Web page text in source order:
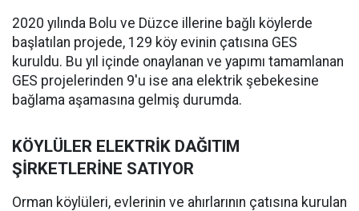
2020 yılında Bolu ve Düzce illerine bağlı köylerde
başlatılan projede, 129 köy evinin çatısına GES
kuruldu. Bu yıl içinde onaylanan ve yapımı tamamlanan
GES projelerinden 9'u ise ana elektrik şebekesine
bağlama aşamasına gelmiş durumda.
KÖYLÜLER ELEKTRİK DAĞITIM
ŞİRKETLERİNE SATIYOR
Orman köylüleri, evlerinin ve ahırlarının çatısına kurulan